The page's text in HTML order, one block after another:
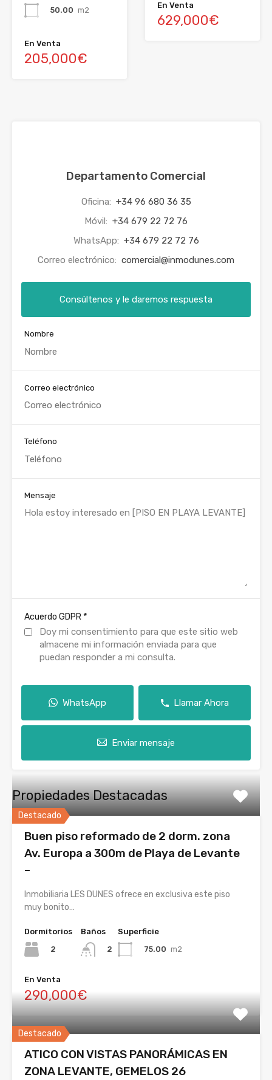
50.00 m2
En Venta
205,000€
En Venta
629,000€
Departamento Comercial
Oficina: +34 96 680 36 35
Móvil: +34 679 22 72 76
WhatsApp: +34 679 22 72 76
Correo electrónico: comercial@inmodunes.com
Consúltenos y le daremos respuesta
Nombre
Correo electrónico
Teléfono
Mensaje
Acuerdo GDPR *
Doy mi consentimiento para que este sitio web
almacene mi información enviada para que
puedan responder a mi consulta.
WhatsApp Llamar Ahora
Enviar mensaje
Propiedades Destacadas
Destacado
Buen piso reformado de 2 dorm. zona
Av. Europa a 300m de Playa de Levante
–
Inmobiliaria LES DUNES ofrece en exclusiva este piso
muy bonito…
Dormitorios
2
Baños
2
Superficie
75.00 m2
En Venta
290,000€
Destacado
ATICO CON VISTAS PANORÁMICAS EN
ZONA LEVANTE, GEMELOS 26